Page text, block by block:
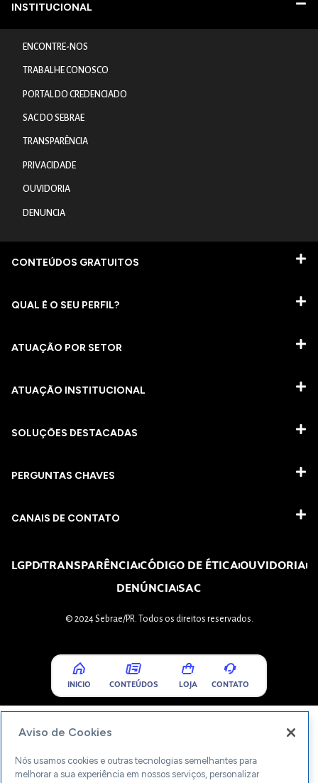
INSTITUCIONAL
ENCONTRE-NOS
TRABALHE CONOSCO
PORTAL DO CREDENCIADO
SAC DO SEBRAE
TRANSPARÊNCIA
PRIVACIDADE
OUVIDORIA
DENUNCIA
CONTEÚDOS GRATUITOS
QUAL É O SEU PERFIL?
ATUAÇÃO POR SETOR
ATUAÇÃO INSTITUCIONAL
SOLUÇÕES DESTACADAS
PERGUNTAS CHAVES​
CANAIS DE CONTATO
LGPDTRANSPARÊNCIACÓDIGO DE ÉTICAOUVIDORIA
DENÚNCIASAC
© 2024 Sebrae/PR. Todos os direitos reservados.
INICIO CONTEÚDOS LOJA CONTATO
Aviso de Cookies
Nós usamos cookies e outras tecnologias semelhantes para
melhorar a sua experiência em nossos serviços, personalizar